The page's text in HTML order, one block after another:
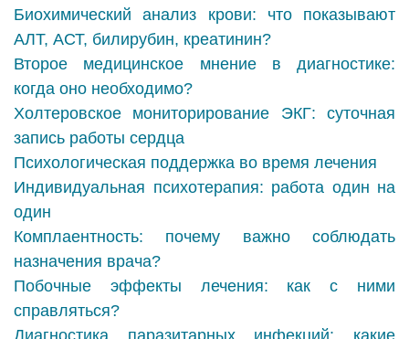
Биохимический анализ крови: что показывают
АЛТ, АСТ, билирубин, креатинин?
Второе медицинское мнение в диагностике:
когда оно необходимо?
Холтеровское мониторирование ЭКГ: суточная
запись работы сердца
Психологическая поддержка во время лечения
Индивидуальная психотерапия: работа один на
один
Комплаентность: почему важно соблюдать
назначения врача?
Побочные эффекты лечения: как с ними
справляться?
Диагностика паразитарных инфекций: какие